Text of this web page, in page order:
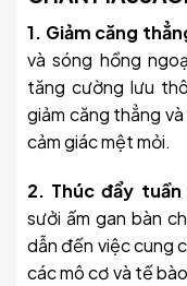
1. Giảm căng
và sóng hồng
tăng cường lưu
giảm căng thẳng
cảm giác mệt mỏi.
2. Thúc đẩy tuần
sưởi ấm gan bàn
dẫn đến việc cung
các mô cơ và tế